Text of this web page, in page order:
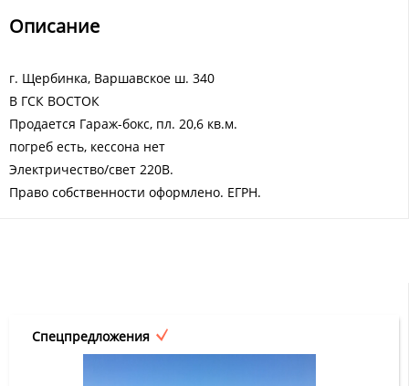
Описание
г. Щербинка, Варшавское ш. 340
В ГСК ВОСТОК
Продается Гараж-бокс, пл. 20,6 кв.м.
погреб есть, кессона нет
Электричество/свет 220В.
Право собственности оформлено. ЕГРН.
Спецпредложения